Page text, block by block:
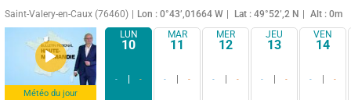
Saint-Valery-en-Caux (76460) Lon : 0°43’,01664 W Lat : 49°52’,2 N Alt : 0m
Météo du jour
LUN
10
- -
MAR
11
- -
MER
12
- -
JEU
13
- -
VEN
14
- -